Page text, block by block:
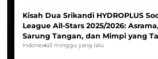
Kisah Dua Srikandi HYDROPLUS
League All-Stars 2025/2026:
Sarung Tangan, dan Mimpi yang
Pernah Padam
Indonesia3 minggu yang lalu